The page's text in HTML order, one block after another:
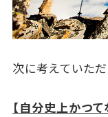
次に考えていただ
【自分史上かつ